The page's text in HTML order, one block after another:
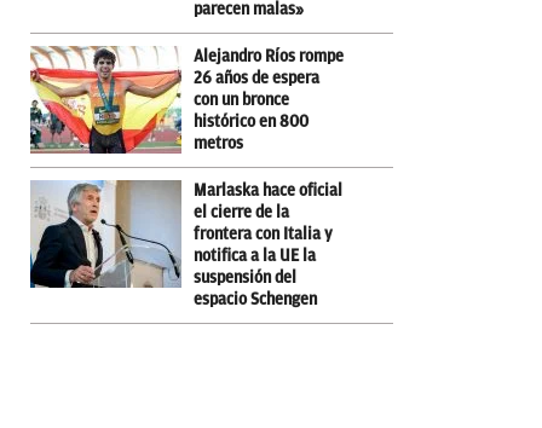
parecen malas»
Alejandro Ríos rompe
26 años de espera
con un bronce
histórico en 800
metros
Marlaska hace oficial
el cierre de la
frontera con Italia y
notifica a la UE la
suspensión del
espacio Schengen